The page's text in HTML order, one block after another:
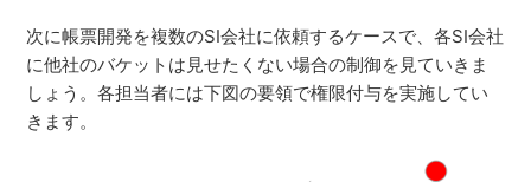
次に帳票開発を複数のSI会社に依頼するケースで、各SI会社
に他社のバケットは見せたくない場合の制御を見ていきま
しょう。各担当者には下図の要領で権限付与を実施してい
きます。